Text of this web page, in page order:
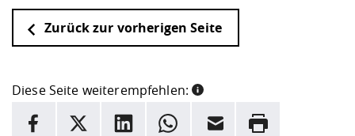
Zurück zur vorherigen Seite
Diese Seite weiterempfehlen:
INFORMATION
Facebook
X LinkedInWhatsappE-Mail Drucken